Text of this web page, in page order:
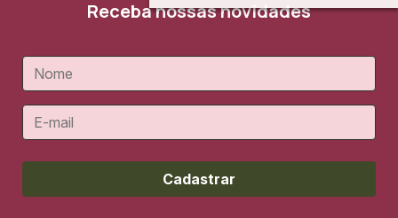
Receba nossas novidades
Cadastrar